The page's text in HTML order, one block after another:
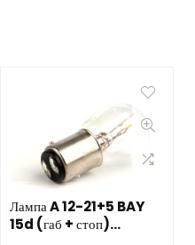
Лампа A 12-21+5 BAY
15d (габ + стоп)